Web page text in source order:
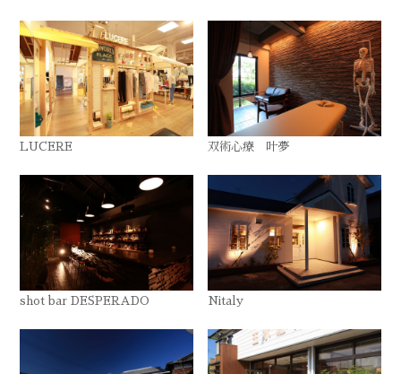
LUCERE 双術心療 叶夢
shot bar DESPERADO Nitaly